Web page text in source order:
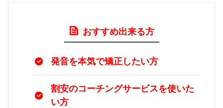
おすすめ出来る方
発音を本気で矯正したい方
割安のコーチングサービスを使いた
い方